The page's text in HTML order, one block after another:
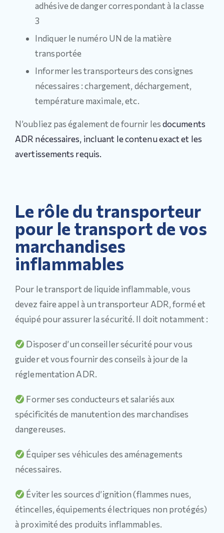
adhésive de danger correspondant à la classe
3
Indiquer le numéro UN de la matière
transportée
Informer les transporteurs des consignes
nécessaires : chargement, déchargement,
température maximale, etc.
N’oubliez pas également de fournir lesdocuments
ADR nécessaires, incluant le contenu exact et les
avertissements requis.
Le rôle du transporteur
pour le transport de vos
marchandises
inflammables
Pour le transport de liquide inflammable, vous
devez faire appel à un transporteur ADR, formé et
équipé pour assurer la sécurité. Il doit notamment :
Disposer d’un conseiller sécurité pour vous
guider et vous fournir des conseils à jour de la
réglementation ADR.
Former ses conducteurs et salariés aux
spécificités de manutention des marchandises
dangereuses.
Équiper ses véhicules des aménagements
nécessaires.
Éviter les sources d’ignition (flammes nues,
étincelles, équipements électriques non protégés)
à proximité des produits inflammables.